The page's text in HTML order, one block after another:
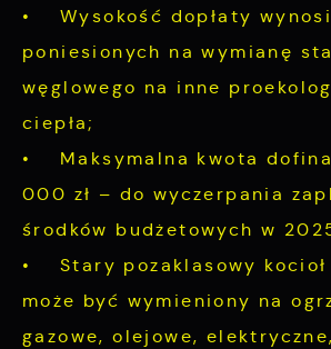
• Wysokość dopłaty wynosi
poniesionych na wymianę
węglowego na inne
ciepła;
• Maksymalna kwota
000 zł – do wyczerpania
środków budżetowych w
• Stary pozaklasowy kocioł
może być wymieniony na
gazowe, olejowe,